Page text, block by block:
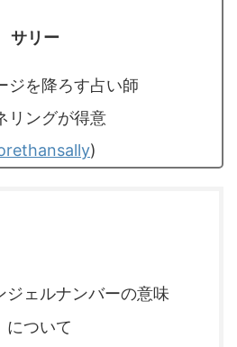
サリー
ジを降ろす占い師
リングが得意
)
ジェルナンバーの意味
について